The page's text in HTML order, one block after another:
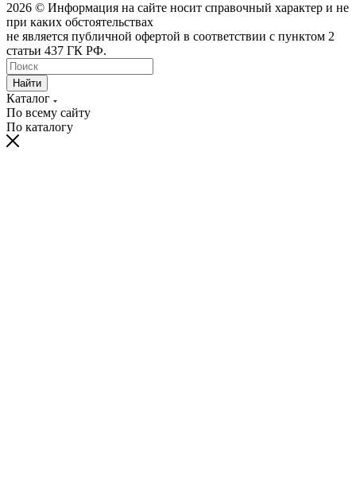
2026 © Информация на сайте носит справочный характер и не
при каких обстоятельствах
не является публичной офертой в соответствии с пунктом 2
статьи 437 ГК РФ.
Найти
Каталог
По всему сайту
По каталогу